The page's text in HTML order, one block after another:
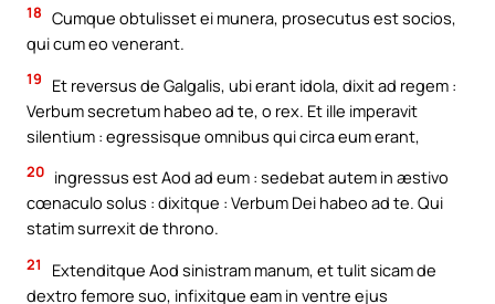
18 Cumque obtulisset ei munera, prosecutus est socios,
qui cum eo venerant.
19
Et reversus de Galgalis, ubi erant idola, dixit ad regem :
Verbum secretum habeo ad te, o rex. Et ille imperavit
silentium : egressisque omnibus qui circa eum erant,
20 ingressus est Aod ad eum : sedebat autem in æstivo
cœnaculo solus : dixitque : Verbum Dei habeo ad te. Qui
statim surrexit de throno.
21
Extenditque Aod sinistram manum, et tulit sicam de
dextro femore suo, infixitque eam in ventre ejus